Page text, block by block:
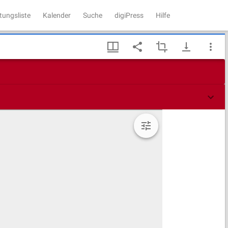
Kalender Suche digiPress Hilfe